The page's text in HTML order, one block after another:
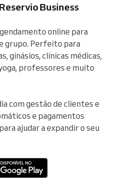
Business
online para
grupo. Perfeito para
ginásios, clínicas médicas,
professores e muito
com gestão de clientes e
e pagamentos
ajudar a expandir o seu